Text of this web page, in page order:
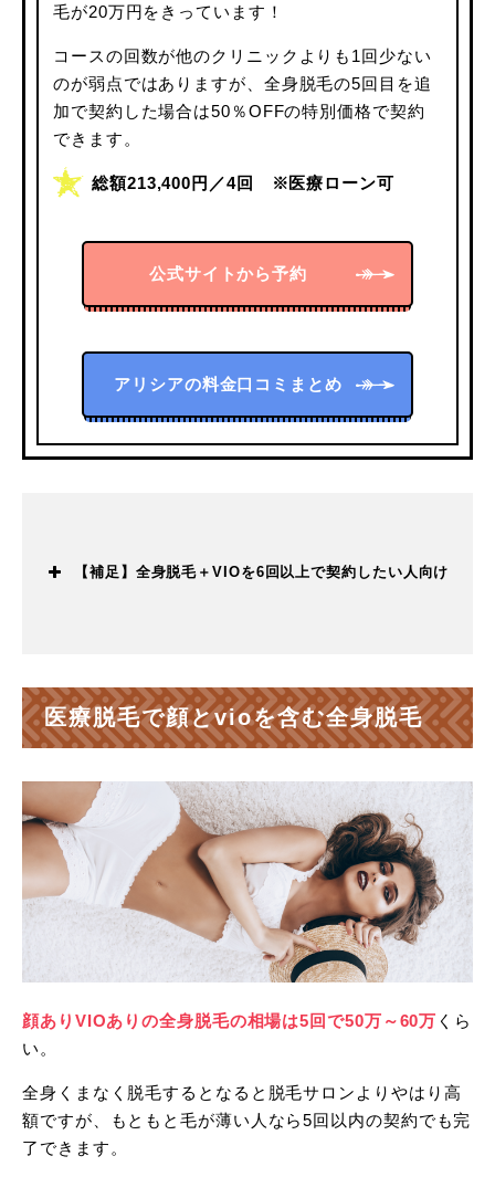
毛が20万円をきっています！
コースの回数が他のクリニックよりも1回少ない
のが弱点ではありますが、全身脱毛の5回目を追
加で契約した場合は50％OFFの特別価格で契約
できます。
総額213,400円／4回 ※医療ローン可
公式サイトから予約
アリシアの料金口コミまとめ
【補足】全身脱毛＋VIOを6回以上で契約したい人向け
8回以上
クリニック
月額料金
回数
アリシアクリニック
–
脱毛し放題
534,600円
湘南美容クリニ
一括or医療ロー
6回
389,884円
医療脱毛で顔とvioを含む全身脱毛
顔ありVIOありの全身脱毛の相場は5回で50万～60万 くら
い。
全身くまなく脱毛するとなると脱毛サロンよりやはり高
額ですが、もともと毛が薄い人なら5回以内の契約でも完
了できます。